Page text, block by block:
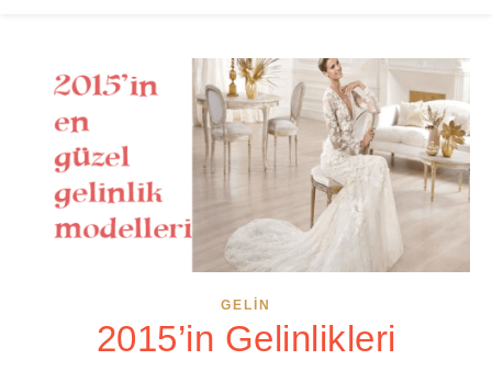
GELIN
2015’in Gelinlikleri